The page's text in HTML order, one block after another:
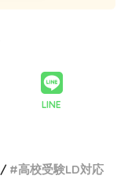
LINE
高校受験LD対応